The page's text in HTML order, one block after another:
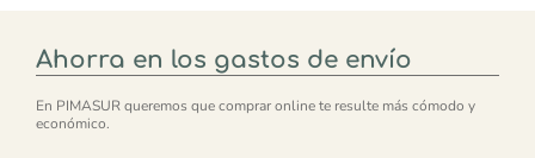
Ahorra en los gastos de envío
En PIMASUR queremos que comprar online te resulte más cómodo y
económico.